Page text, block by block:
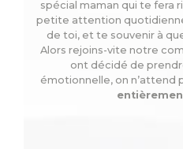
spécial maman qui te fera
petite attention
de toi, et te souvenir à
Alors rejoins-vite notre
ont décidé de
émotionnelle, on n’attend